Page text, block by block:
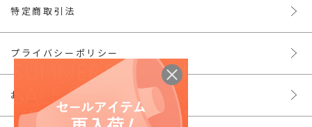
特定商取引法
プライバシーポリシー
お問い合わせ